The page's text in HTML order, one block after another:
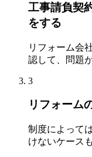
工事請負契
をする
リフォーム会
認して、問題
3
リフォーム
制度によって
けないケース